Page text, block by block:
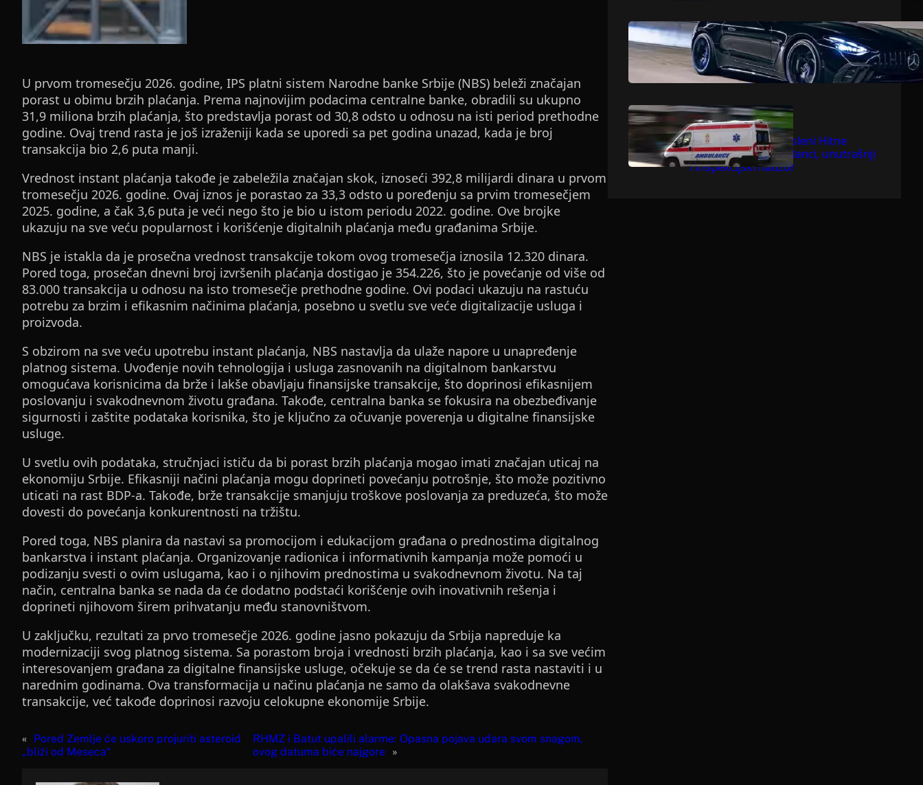
U prvom tromesečju 2026. godine, IPS platni sistem Narodne banke Srbije (NBS) beleži značajan
porast u obimu brzih plaćanja. Prema najnovijim podacima centralne banke, obradili su ukupno
31,9 miliona brzih plaćanja, što predstavlja porast od 30,8 odsto u odnosu na isti period prethodne
godine. Ovaj trend rasta je još izraženiji kada se uporedi sa pet godina unazad, kada je broj
transakcija bio 2,6 puta manji.
Vrednost instant plaćanja takođe je zabeležila značajan skok, iznoseći 392,8 milijardi dinara u prvom
tromesečju 2026. godine. Ovaj iznos je porastao za 33,3 odsto u poređenju sa prvim tromesečjem
2025. godine, a čak 3,6 puta je veći nego što je bio u istom periodu 2022. godine. Ove brojke
ukazuju na sve veću popularnost i korišćenje digitalnih plaćanja među građanima Srbije.
NBS je istakla da je prosečna vrednost transakcije tokom ovog tromesečja iznosila 12.320 dinara.
Pored toga, prosečan dnevni broj izvršenih plaćanja dostigao je 354.226, što je povećanje od više od
83.000 transakcija u odnosu na isto tromesečje prethodne godine. Ovi podaci ukazuju na rastuću
potrebu za brzim i efikasnim načinima plaćanja, posebno u svetlu sve veće digitalizacije usluga i
proizvoda.
S obzirom na sve veću upotrebu instant plaćanja, NBS nastavlja da ulaže napore u unapređenje
platnog sistema. Uvođenje novih tehnologija i usluga zasnovanih na digitalnom bankarstvu
omogućava korisnicima da brže i lakše obavljaju finansijske transakcije, što doprinosi efikasnijem
poslovanju i svakodnevnom životu građana. Takođe, centralna banka se fokusira na obezbeđivanje
sigurnosti i zaštite podataka korisnika, što je ključno za očuvanje poverenja u digitalne finansijske
usluge.
U svetlu ovih podataka, stručnjaci ističu da bi porast brzih plaćanja mogao imati značajan uticaj na
ekonomiju Srbije. Efikasniji načini plaćanja mogu doprineti povećanju potrošnje, što može pozitivno
uticati na rast BDP-a. Takođe, brže transakcije smanjuju troškove poslovanja za preduzeća, što može
dovesti do povećanja konkurentnosti na tržištu.
Pored toga, NBS planira da nastavi sa promocijom i edukacijom građana o prednostima digitalnog
bankarstva i instant plaćanja. Organizovanje radionica i informativnih kampanja može pomoći u
podizanju svesti o ovim uslugama, kao i o njihovim prednostima u svakodnevnom životu. Na taj
način, centralna banka se nada da će dodatno podstaći korišćenje ovih inovativnih rešenja i
doprineti njihovom širem prihvatanju među stanovništvom.
U zaključku, rezultati za prvo tromesečje 2026. godine jasno pokazuju da Srbija napreduje ka
modernizaciji svog platnog sistema. Sa porastom broja i vrednosti brzih plaćanja, kao i sa sve većim
interesovanjem građana za digitalne finansijske usluge, očekuje se da će se trend rasta nastaviti i u
narednim godinama. Ova transformacija u načinu plaćanja ne samo da olakšava svakodnevne
transakcije, već takođe doprinosi razvoju celokupne ekonomije Srbije.
« Pored Zemlje će uskoro projuriti asteroid
„bliži od Meseca“
RHMZ i Batut upalili alarme: Opasna pojava udara svom snagom,
ovog datuma biće najgore »
jul 9, 2026.Dragoljub Gajić
Mercedesova V8 zvijer ostavlja
konkurenciju bez daha
jul 9, 2026.Dragoljub Gajić
Suspendovani zaposleni Hitne
pomoći u Bačkoj Palanci, unutrašnji
i inspekcijski nadzor